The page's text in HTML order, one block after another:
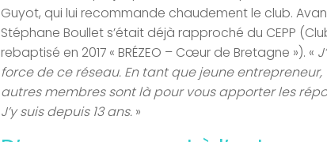
Guyot, qui lui recommande chaudement le club.
Stéphane Boullet s’était déjà rapproché du CEPP
rebaptisé en 2017 « BRÉZEO – Cœur de Bretagne »). «
force de ce réseau. En tant que jeune
autres membres sont là pour vous apporter les
J’y suis depuis 13 ans. »